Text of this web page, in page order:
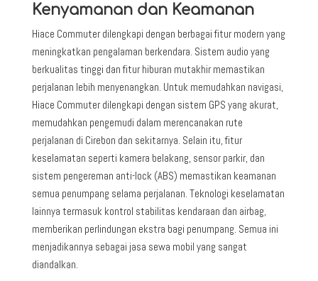
Kenyamanan dan Keamanan
Hiace Commuter dilengkapi dengan berbagai fitur modern yang
meningkatkan pengalaman berkendara. Sistem audio yang
berkualitas tinggi dan fitur hiburan mutakhir memastikan
perjalanan lebih menyenangkan. Untuk memudahkan navigasi,
Hiace Commuter dilengkapi dengan sistem GPS yang akurat,
memudahkan pengemudi dalam merencanakan rute
perjalanan di Cirebon dan sekitarnya. Selain itu, fitur
keselamatan seperti kamera belakang, sensor parkir, dan
sistem pengereman anti-lock (ABS) memastikan keamanan
semua penumpang selama perjalanan. Teknologi keselamatan
lainnya termasuk kontrol stabilitas kendaraan dan airbag,
memberikan perlindungan ekstra bagi penumpang. Semua ini
menjadikannya sebagai jasa sewa mobil yang sangat
diandalkan.